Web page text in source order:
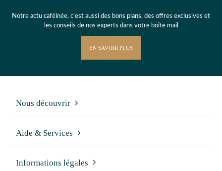
Notre actu caféinée, c’est aussi des bons plans, des offres exclusives et
les conseils de nos experts dans votre boîte mail
EN SAVOIR PLUS
Nous découvrir
Aide & Services
Informations légales